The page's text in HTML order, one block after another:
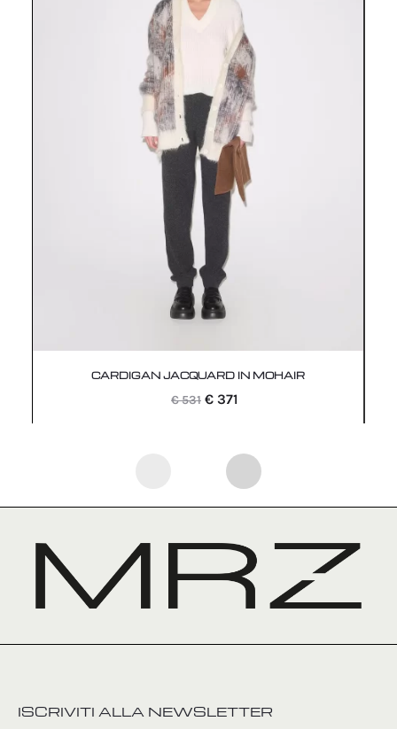
CARDIGAN JACQUARD IN MOHAIR
€531 Il
originale
era:
€ 531.
€ 371
attuale
€ 371.
ISCRIVITI ALLA NEWSLETTER